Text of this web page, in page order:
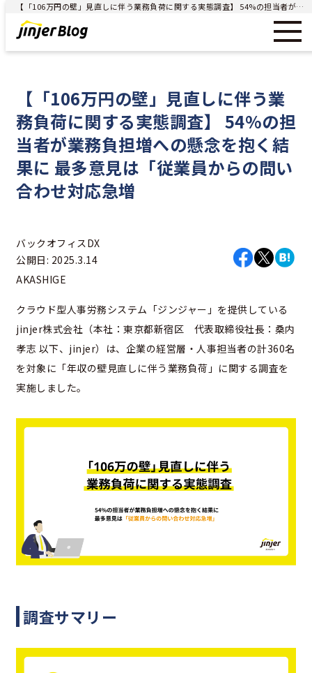
【「106万円の壁」見直しに伴う業務負荷に関する実態調査】 54%の担当者が業務負担増への懸念を抱く結果に 最多意見は「従業員からの問い合わせ対応急増 - ジンジャー（jinjer）｜統合型人事システム
【「106万円の壁」見直しに伴う業
務負荷に関する実態調査】 54%の担
当者が業務負担増への懸念を抱く結
果に 最多意見は「従業員からの問い
合わせ対応急増
バックオフィスDX
公開日: 2025.3.14
AKASHIGE
クラウド型人事労務システム「ジンジャー」を提供している
jinjer株式会社（本社：東京都新宿区 代表取締役社長：桑内
孝志 以下、jinjer）は、企業の経営層・人事担当者の計360名
を対象に「年収の壁見直しに伴う業務負荷」に関する調査を
実施しました。
調査サマリー